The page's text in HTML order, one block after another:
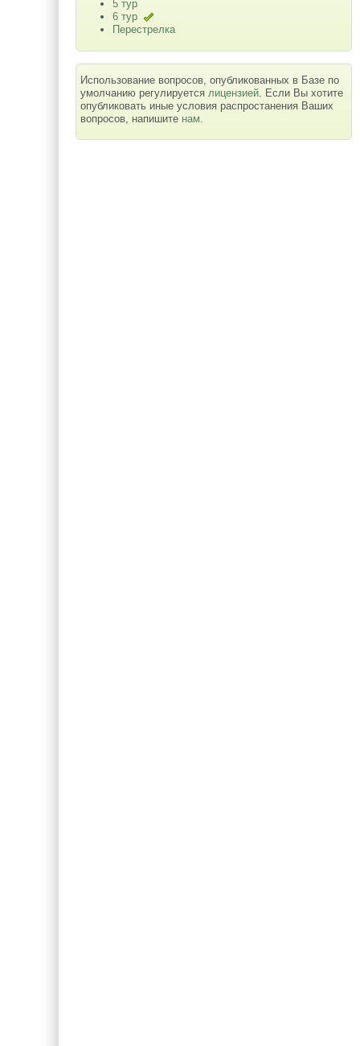
5 тур
6 тур
Перестрелка
Использование вопросов, опубликованных в Базе по
умолчанию регулируется лицензией . Если Вы хотите
опубликовать иные условия распростанения Ваших
вопросов, напишите нам